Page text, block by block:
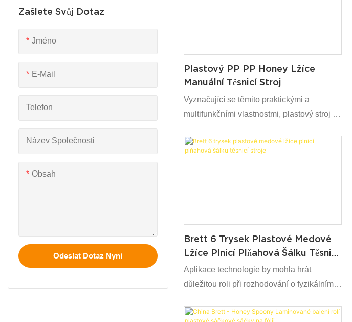
Skleněné nabíječky
Skleněné zboží
Zašlete Svůj Dotaz
Jméno
E-Mail
Telefon
Název Společnosti
Obsah
Odeslat Dotaz Nyní
Plastový PP PP Honey Lžíce
Manuální Těsnicí Stroj
Vyznačující se těmito praktickými a
multifunkčními vlastnostmi, plastový stroj na
Lžíce byl schválen pro použití v poli (s)
těsnicích strojů. Očekává se, že to bude
Brett 6 Trysek Plastové Medové
Lžíce Plnicí Plňahová Šálku Těsnicí
Stroje
Aplikace technologie by mohla hrát
důležitou roli při rozhodování o fyzikálním a
plastového medového lžíce plnícího šálku